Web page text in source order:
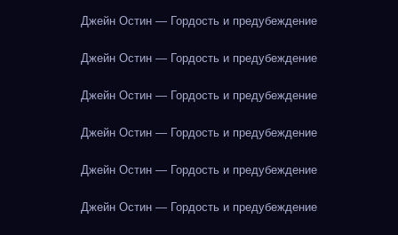
Джейн Остин — Гордость и предубеждение
Джейн Остин — Гордость и предубеждение
Джейн Остин — Гордость и предубеждение
Джейн Остин — Гордость и предубеждение
Джейн Остин — Гордость и предубеждение
Джейн Остин — Гордость и предубеждение